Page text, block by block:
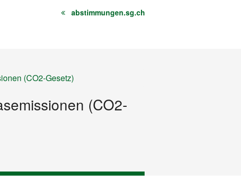
abstimmungen.sg.ch
(CO2-Gesetz)
(CO2-